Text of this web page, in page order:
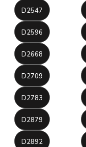
D2547
D2596
D2668
D2709
D2783
D2879
D2892